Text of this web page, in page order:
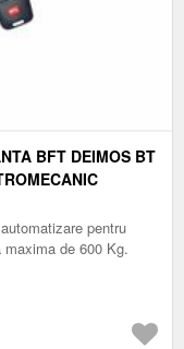
BFT DEIMOS BT
pentru
de 600 Kg.